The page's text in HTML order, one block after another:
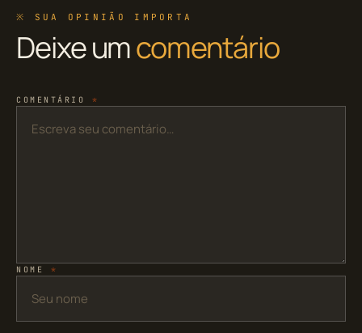
※ SUA OPINIÃO IMPORTA
Deixe umcomentário
COMENTÁRIO *
NOME *